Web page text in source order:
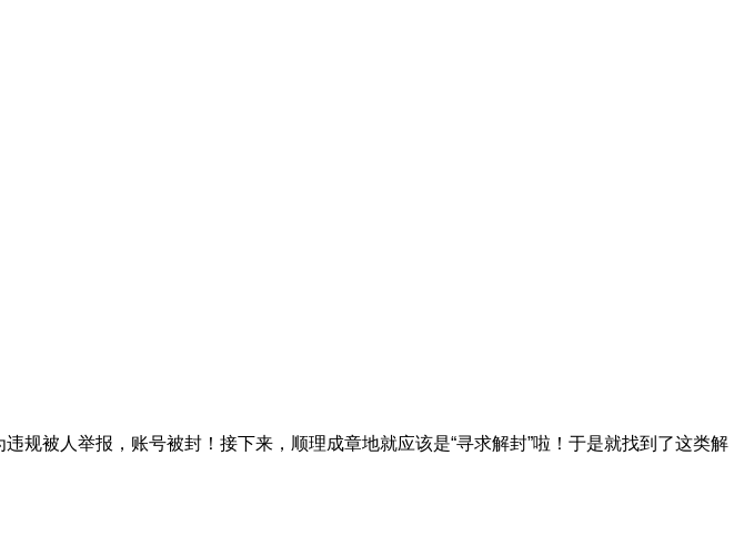
规被人举报，账号被封！接下来，顺理成章地就应该是“寻求解封”啦！于是就找到了这类解